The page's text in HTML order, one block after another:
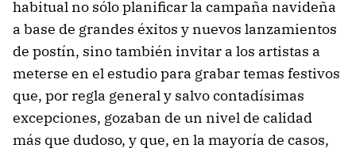
habitual no sólo planificar la campaña navideña
a base de grandes éxitos y nuevos lanzamientos
de postín, sino también invitar a los artistas a
meterse en el estudio para grabar temas festivos
que, por regla general y salvo contadísimas
excepciones, gozaban de un nivel de calidad
más que dudoso, y que, en la mayoría de casos,